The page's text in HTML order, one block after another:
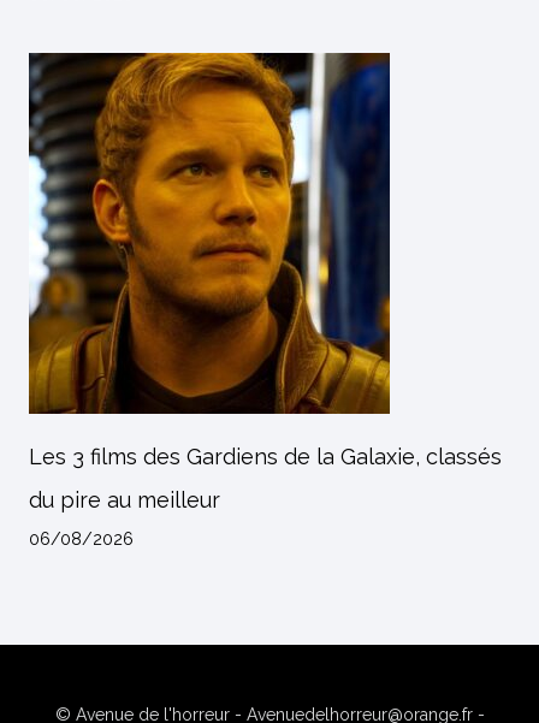
Les 3 films des Gardiens de la Galaxie, classés
du pire au meilleur
06/08/2026
© Avenue de l'horreur - Avenuedelhorreur@orange.fr -